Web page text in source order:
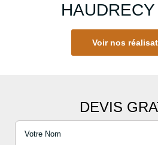
Voir nos
DEVIS